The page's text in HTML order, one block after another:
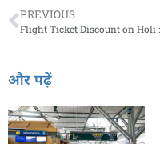
PREVIOUS
और पढ़ें